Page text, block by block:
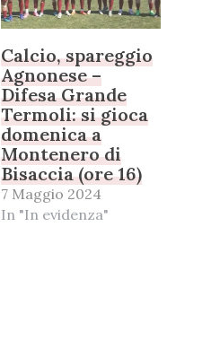
Calcio, spareggio
Agnonese –
Difesa Grande
Termoli: si gioca
domenica a
Montenero di
Bisaccia (ore 16)
7 Maggio 2024
In "In evidenza"